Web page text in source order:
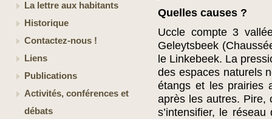
La lettre aux habitants
Historique
Contactez-nous !
Liens
Publications
Activités, conférences et
débats
Quelles causes ?
Uccle compte 3
Geleytsbeek
le Linkebeek. La
des espaces naturels
étangs et les prairies
après les autres. Pire,
s’intensifier, le réseau